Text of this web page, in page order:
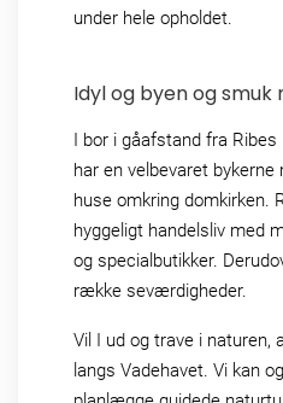
under hele opholdet.
Idyl og byen og smuk
I bor i gåafstand fra
har en velbevaret
huse omkring domkirken.
hyggeligt handelsliv med
og specialbutikker.
række seværdigheder.
Vil I ud og trave i naturen,
langs Vadehavet. Vi kan